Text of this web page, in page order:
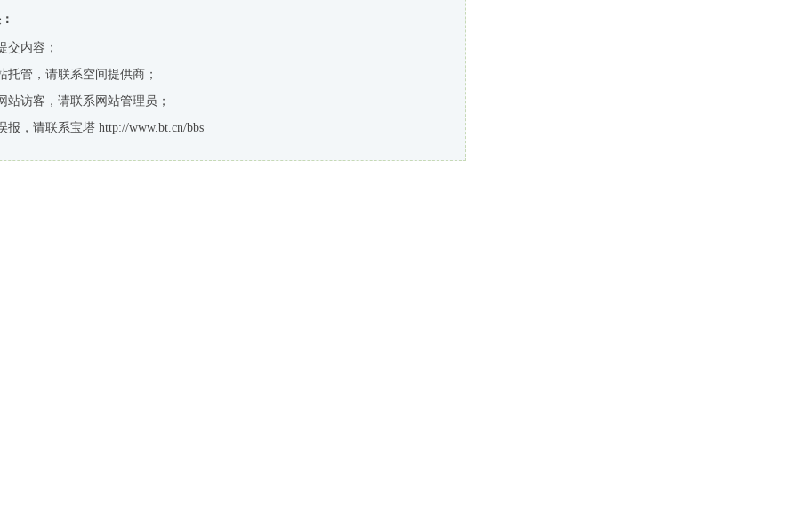
交内容；
托管，请联系空间提供商；
站访客，请联系网站管理员；
报，请联系宝塔 http://www.bt.cn/bbs